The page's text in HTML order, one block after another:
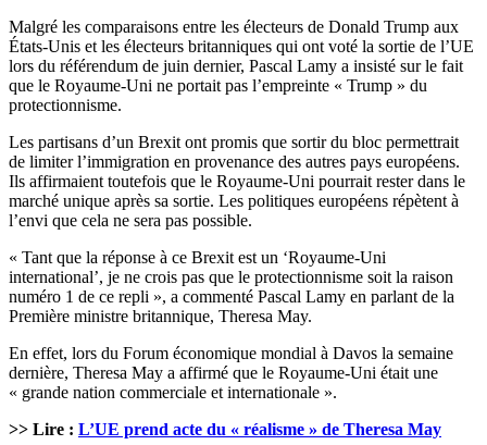
Malgré les comparaisons entre les électeurs de Donald Trump aux
États-Unis et les électeurs britanniques qui ont voté la sortie de l’UE
lors du référendum de juin dernier, Pascal Lamy a insisté sur le fait
que le Royaume-Uni ne portait pas l’empreinte « Trump » du
protectionnisme.
Les partisans d’un Brexit ont promis que sortir du bloc permettrait
de limiter l’immigration en provenance des autres pays européens.
Ils affirmaient toutefois que le Royaume-Uni pourrait rester dans le
marché unique après sa sortie. Les politiques européens répètent à
l’envi que cela ne sera pas possible.
« Tant que la réponse à ce Brexit est un ‘Royaume-Uni
international’, je ne crois pas que le protectionnisme soit la raison
numéro 1 de ce repli », a commenté Pascal Lamy en parlant de la
Première ministre britannique, Theresa May.
En effet, lors du Forum économique mondial à Davos la semaine
dernière, Theresa May a affirmé que le Royaume-Uni était une
« grande nation commerciale et internationale ».
>> Lire : L’UE prend acte du « réalisme » de Theresa May